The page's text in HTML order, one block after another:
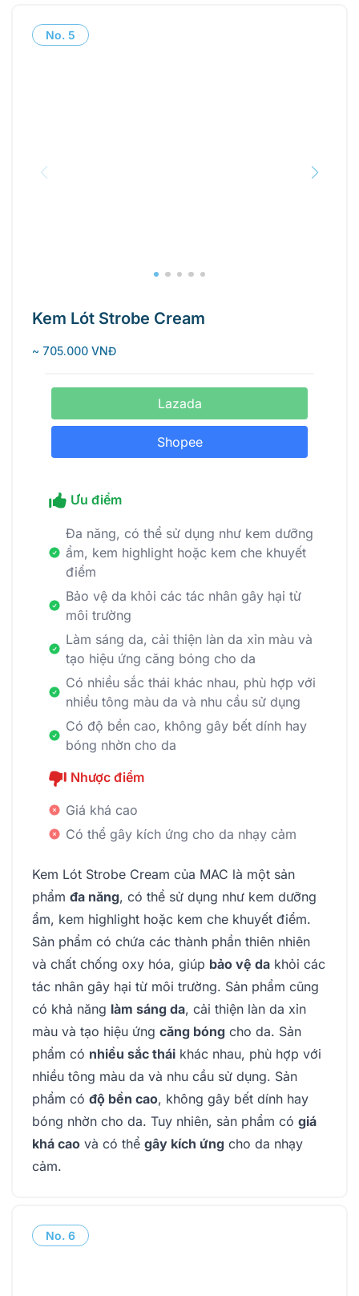
No. 5
Kem Lót Strobe Cream
~ 705.000 VNĐ
Lazada
Shopee
Ưu điểm
Đa năng, có thể sử dụng như kem dưỡng
ẩm, kem highlight hoặc kem che khuyết
điểm
Bảo vệ da khỏi các tác nhân gây hại từ
môi trường
Làm sáng da, cải thiện làn da xỉn màu và
tạo hiệu ứng căng bóng cho da
Có nhiều sắc thái khác nhau, phù hợp với
nhiều tông màu da và nhu cầu sử dụng
Có độ bền cao, không gây bết dính hay
bóng nhờn cho da
Nhược điểm
Giá khá cao
Có thể gây kích ứng cho da nhạy cảm
Kem Lót Strobe Cream của MAC là một sản
phẩm đa năng, có thể sử dụng như kem dưỡng
ẩm, kem highlight hoặc kem che khuyết điểm.
Sản phẩm có chứa các thành phần thiên nhiên
và chất chống oxy hóa, giúp bảo vệ da khỏi các
tác nhân gây hại từ môi trường. Sản phẩm cũng
có khả năng làm sáng da, cải thiện làn da xỉn
màu và tạo hiệu ứng căng bóng cho da. Sản
phẩm có nhiều sắc thái khác nhau, phù hợp với
nhiều tông màu da và nhu cầu sử dụng. Sản
phẩm có độ bền cao, không gây bết dính hay
bóng nhờn cho da. Tuy nhiên, sản phẩm có giá
khá cao và có thể gây kích ứng cho da nhạy
cảm.
No. 6